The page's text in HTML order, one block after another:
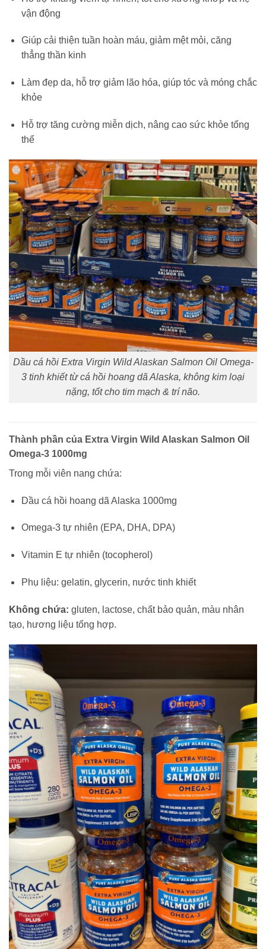
vận động
Giúp cải thiện tuần hoàn máu, giảm mệt mỏi, căng
thẳng thần kinh
Làm đẹp da, hỗ trợ giảm lão hóa, giúp tóc và móng chắc
khỏe
Hỗ trợ tăng cường miễn dịch, nâng cao sức khỏe tổng
thể
Dầu cá hồi Extra Virgin Wild Alaskan Salmon Oil Omega-
3 tinh khiết từ cá hồi hoang dã Alaska, không kim loại
nặng, tốt cho tim mạch & trí não.
Thành phần của Extra Virgin Wild Alaskan Salmon Oil
Omega-3 1000mg
Trong mỗi viên nang chứa:
Dầu cá hồi hoang dã Alaska 1000mg
Omega-3 tự nhiên (EPA, DHA, DPA)
Vitamin E tự nhiên (tocopherol)
Phụ liệu: gelatin, glycerin, nước tinh khiết
Không chứa: gluten, lactose, chất bảo quản, màu nhân
tạo, hương liệu tổng hợp.